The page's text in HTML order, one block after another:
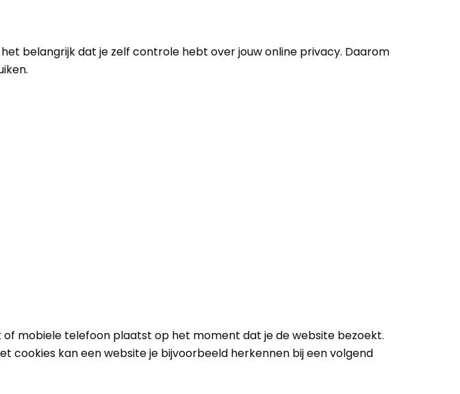
belangrijk dat je zelf controle hebt over jouw online privacy. Daarom
mobiele telefoon plaatst op het moment dat je de website bezoekt.
cookies kan een website je bijvoorbeeld herkennen bij een volgend